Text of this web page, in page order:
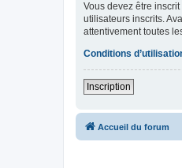
Vous devez être
utilisateurs inscrits.
attentivement toutes
Conditions
Inscription
Accueil du forum